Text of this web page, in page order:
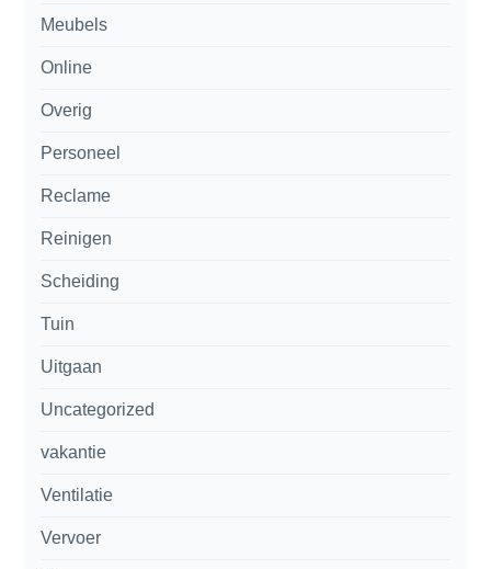
Meubels
Online
Overig
Personeel
Reclame
Reinigen
Scheiding
Tuin
Uitgaan
Uncategorized
vakantie
Ventilatie
Vervoer